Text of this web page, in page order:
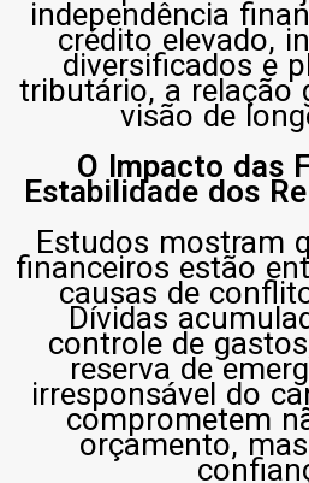
independência
crédito elevado,
diversificados e
tributário, a relação
visão de
O Impacto das
Estabilidade dos
Estudos mostram
financeiros estão
causas de
Dívidas
controle de
reserva de
irresponsável do
comprometem
orçamento,